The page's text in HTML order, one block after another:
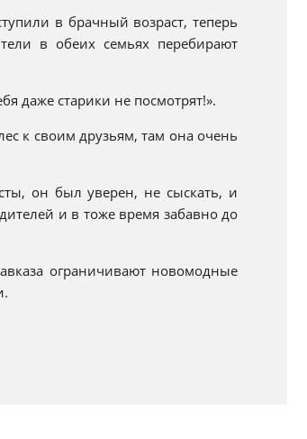
в брачный возраст, теперь
в обеих семьях перебирают
даже старики не посмотрят!».
к своим друзьям, там она очень
он был уверен, не сыскать, и
и в тоже время забавно до
ограничивают новомодные